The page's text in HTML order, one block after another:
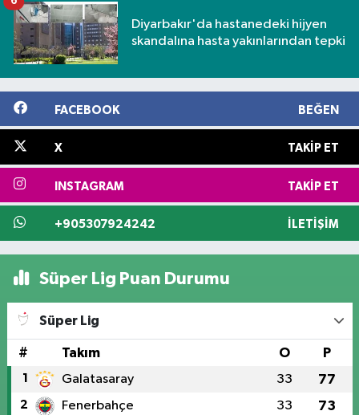
Diyarbakır'da hastanedeki hijyen
skandalına hasta yakınlarından tepki
FACEBOOK BEĞEN
X TAKIP ET
INSTAGRAM TAKIP ET
+905307924242 İLETIŞIM
Süper Lig Puan Durumu
Süper Lig
# Takım O P
1 Galatasaray 33 77
2 Fenerbahçe 33 73